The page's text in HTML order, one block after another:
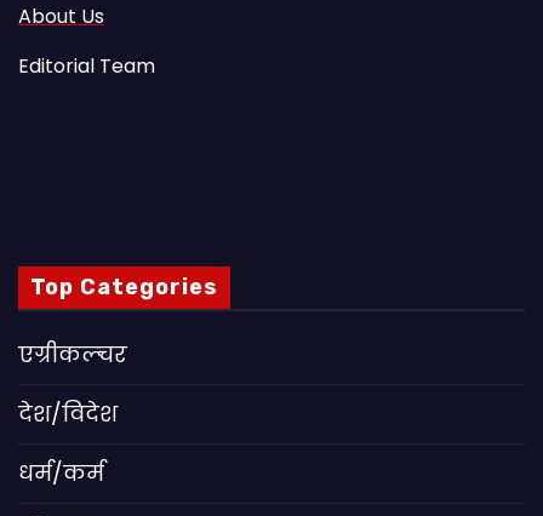
About Us
Editorial Team
Top Categories
एग्रीकल्चर
देश/विदेश
धर्म/कर्म